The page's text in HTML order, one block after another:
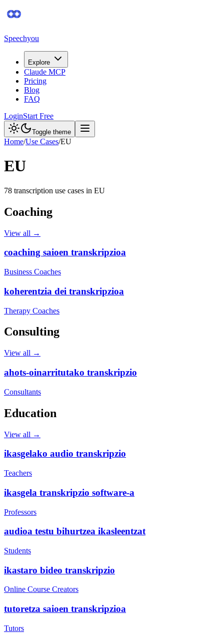
Speechyou
Explore
Claude MCP
Pricing
Blog
FAQ
LoginStart Free
Toggle theme
Home/Use Cases/EU
EU
78 transcription use cases in EU
Coaching
View all →
coaching saioen transkripzioa
Business Coaches
koherentzia dei transkripzioa
Therapy Coaches
Consulting
View all →
ahots-oinarritutako transkripzio
Consultants
Education
View all →
ikasgelako audio transkripzio
Teachers
ikasgela transkripzio software-a
Professors
audioa testu bihurtzea ikasleentzat
Students
ikastaro bideo transkripzio
Online Course Creators
tutoretza saioen transkripzioa
Tutors